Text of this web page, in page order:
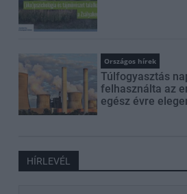
Országos hírek
Túlfogyasztás
felhasználta az
egész évre
HÍRLEVÉL